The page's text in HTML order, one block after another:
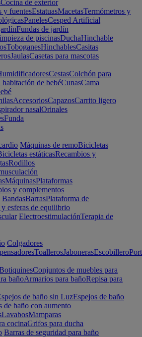
Cocina de exterior
y fuentesEstatuasMacetasTermómetros y
PanelesCesped Artificial
Fundas de jardín
de piscinasDuchaHinchable
ToboganesHinchablesCasitas
JaulasCasetas para mascotas
CestasColchón para
habitación de bebéCunasCama
AccesoriosCapazosCarrito ligero
nasalOrinales
Funda
Máquinas de remoBicicletas
estáticasRecambios y
Rodillos
MáquinasPlataformas
y complementos
BandasBarrasPlataforma de
esferas de equilibrio
ElectroestimulaciónTerapia de
Colgadores
ToallerosJabonerasEscobillero
Conjuntos de muebles para
bañoArmarios para bañoRepisa para
de baño sin LuzEspejos de baño
de baño con aumento
LavabosMamparas
cocinaGrifos para ducha
Barras de seguridad para baño